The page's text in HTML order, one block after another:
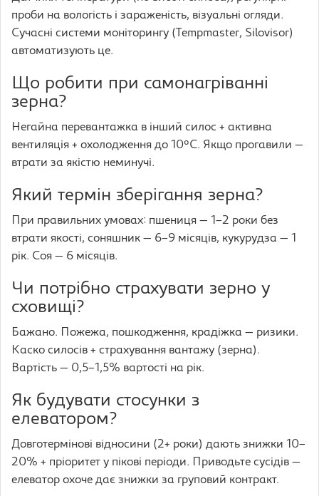
проби на вологість і зараженість, візуальні огляди.
Сучасні системи моніторингу (Tempmaster, Silovisor)
автоматизують це.
Що робити при самонагріванні
зерна?
Негайна перевантажка в інший силос + активна
вентиляція + охолодження до 10°C. Якщо прогавили —
втрати за якістю неминучі.
Який термін зберігання зерна?
При правильних умовах: пшениця — 1–2 роки без
втрати якості, соняшник — 6–9 місяців, кукурудза — 1
рік. Соя — 6 місяців.
Чи потрібно страхувати зерно у
сховищі?
Бажано. Пожежа, пошкодження, крадіжка — ризики.
Каско силосів + страхування вантажу (зерна).
Вартість — 0,5–1,5% вартості на рік.
Як будувати стосунки з
елеватором?
Довготермінові відносини (2+ роки) дають знижки 10–
20% + пріоритет у пікові періоди. Приводьте сусідів —
елеватор охоче дає знижки за груповий контракт.